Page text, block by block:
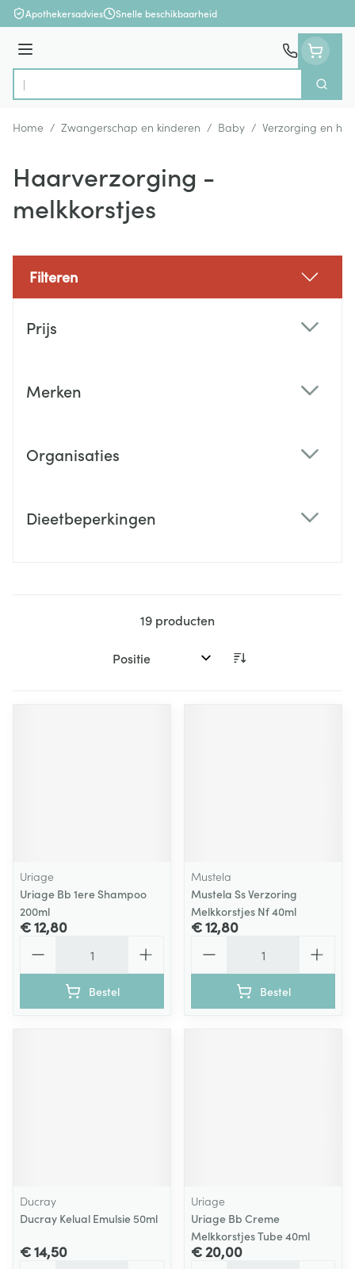
Ga naar de inhoud
Apothekersadvies Snelle beschikbaarheid
Menu
Product, merk, categorie...
Zoek
Home / Zwangerschap en kinderen / Baby / Verzorging en
Haarverzorging -
melkkorstjes
Filteren
Prijs
Merken
Organisaties
Dieetbeperkingen
19 producten
Sorteer op:
Uriage
Uriage Bb 1ere Shampoo
200ml
€ 12,80
Bestel
Mustela
Mustela Ss Verzoring
Melkkorstjes Nf 40ml
€ 12,80
Bestel
Ducray
Ducray Kelual Emulsie 50ml
€ 14,50
Uriage
Uriage Bb Creme
Melkkorstjes Tube 40ml
€ 20,00